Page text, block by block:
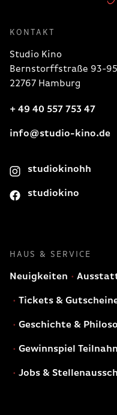
KONTAKT
Studio Kino
Bernstorffstraße 93-95
22767 Hamburg
+ 49 40 557 753 47
info@studio-kino.de
studiokinohh
studiokino
HAUS & SERVICE
Neuigkeiten
Tickets &
Geschichte &
Gewinnspiel
Jobs &